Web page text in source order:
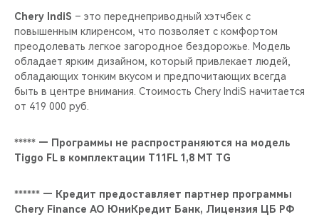
Chery IndiS – это переднеприводный хэтчбек с
повышенным клиренсом, что позволяет с комфортом
преодолевать легкое загородное бездорожье. Модель
обладает ярким дизайном, который привлекает людей,
обладающих тонким вкусом и предпочитающих всегда
быть в центре внимания. Стоимость Chery IndiS начитается
от 419 000 руб.
***** — Программы не распространяются на модель
Tiggo FL в комплектации T11FL 1,8 MT TG
****** — Кредит предоставляет партнер программы
Chery Finance АО ЮниКредит Банк, Лицензия ЦБ РФ